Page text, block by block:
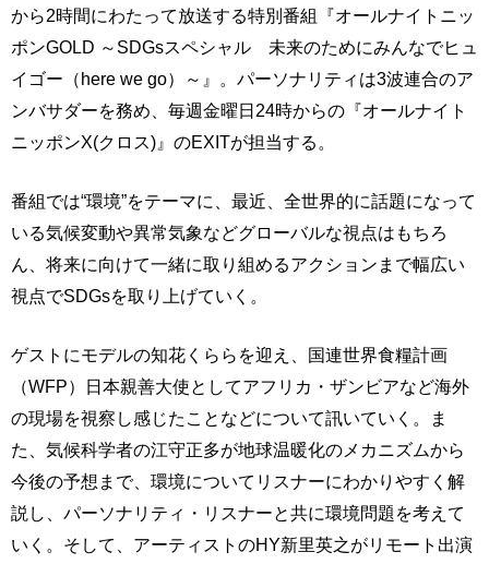
から2時間にわたって放送する特別番組『オールナイトニッ
ポンGOLD ～SDGsスペシャル 未来のためにみんなでヒュ
イゴー（here we go）～』。パーソナリティは3波連合のア
ンバサダーを務め、毎週金曜日24時からの『オールナイト
ニッポンX(クロス)』のEXITが担当する。
番組では“環境”をテーマに、最近、全世界的に話題になって
いる気候変動や異常気象などグローバルな視点はもちろ
ん、将来に向けて一緒に取り組めるアクションまで幅広い
視点でSDGsを取り上げていく。
ゲストにモデルの知花くららを迎え、国連世界食糧計画
（WFP）日本親善大使としてアフリカ・ザンビアなど海外
の現場を視察し感じたことなどについて訊いていく。ま
た、気候科学者の江守正多が地球温暖化のメカニズムから
今後の予想まで、環境についてリスナーにわかりやすく解
説し、パーソナリティ・リスナーと共に環境問題を考えて
いく。そして、アーティストのHY新里英之がリモート出演